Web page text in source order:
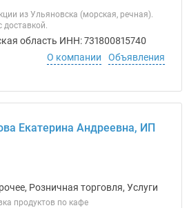
из Ульяновска (морская, речная).
область ИНН: 731800815740
О компании
Объявления
Екатерина Андреевна, ИП
Розничная торговля, Услуги
продуктов по кафе